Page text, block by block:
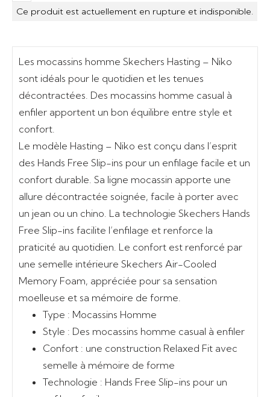
Ce produit est actuellement en rupture et indisponible.
Les mocassins homme Skechers Hasting – Niko
sont idéals pour le quotidien et les tenues
décontractées. Des mocassins homme casual à
enfiler apportent un bon équilibre entre style et
confort.
Le modèle Hasting – Niko est conçu dans l’esprit
des Hands Free Slip-ins pour un enfilage facile et un
confort durable. Sa ligne mocassin apporte une
allure décontractée soignée, facile à porter avec
un jean ou un chino. La technologie Skechers Hands
Free Slip-ins facilite l’enfilage et renforce la
praticité au quotidien. Le confort est renforcé par
une semelle intérieure Skechers Air-Cooled
Memory Foam, appréciée pour sa sensation
moelleuse et sa mémoire de forme.
Type : Mocassins Homme
Style : Des mocassins homme casual à enfiler
Confort : une construction Relaxed Fit avec
semelle à mémoire de forme
Technologie : Hands Free Slip-ins pour un